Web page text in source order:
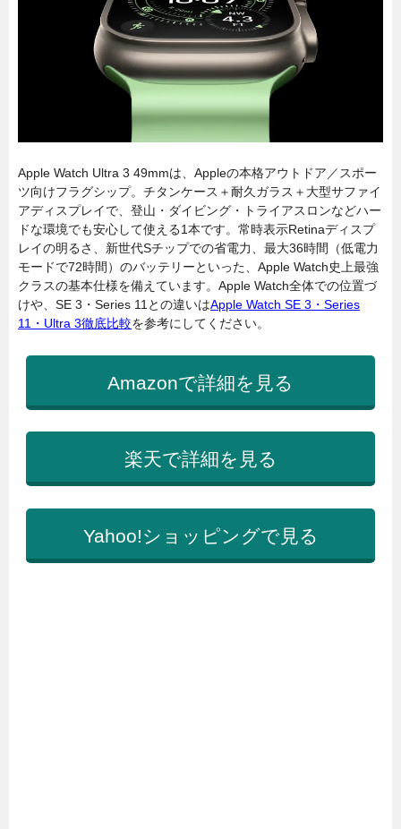
Apple Watch Ultra 3 49mmは、Appleの本格アウトドア／スポー
ツ向けフラグシップ。チタンケース＋耐久ガラス＋大型サファイ
アディスプレイで、登山・ダイビング・トライアスロンなどハー
ドな環境でも安心して使える1本です。常時表示Retinaディスプ
レイの明るさ、新世代Sチップでの省電力、最大36時間（低電力
モードで72時間）のバッテリーといった、Apple Watch史上最強
クラスの基本仕様を備えています。Apple Watch全体での位置づ
けや、SE 3・Series 11との違いはApple Watch SE 3・Series
11・Ultra 3徹底比較を参考にしてください。
Amazonで詳細を見る
楽天で詳細を見る
Yahoo!ショッピングで見る